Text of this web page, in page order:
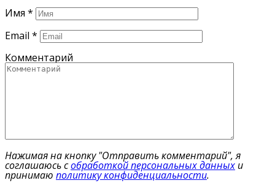
Имя *
Email *
Комментарий
Нажимая на кнопку "Отправить комментарий", я
соглашаюсь собработкой персональных данных и
принимаю политику конфиденциальности.